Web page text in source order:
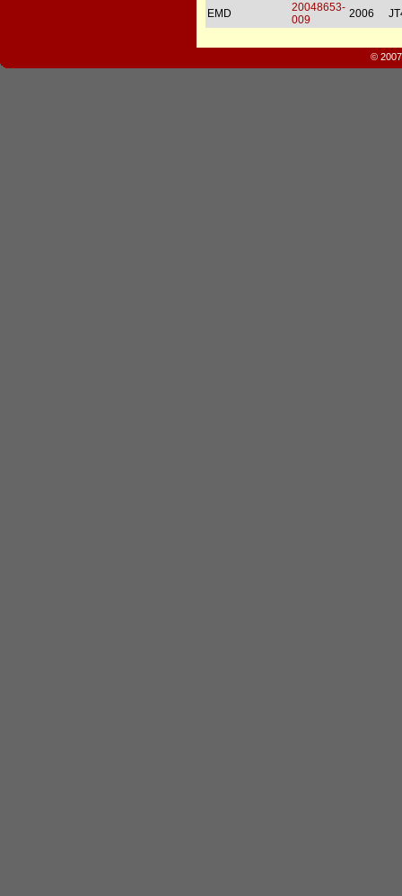
EMD
20048653-
009
2006
©